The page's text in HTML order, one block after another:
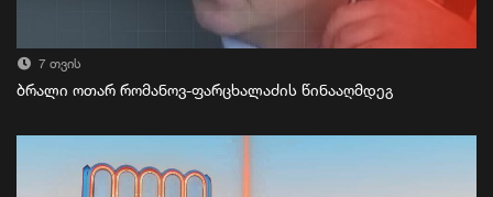
7 თვის
ბრალი ოთარ რომანოვ-ფარცხალაძის წინააღმდეგ